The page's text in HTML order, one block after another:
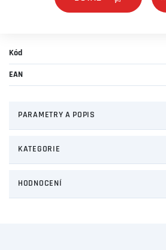
Kód
EAN
PARAMETRY A POPIS
KATEGORIE
HODNOCENÍ